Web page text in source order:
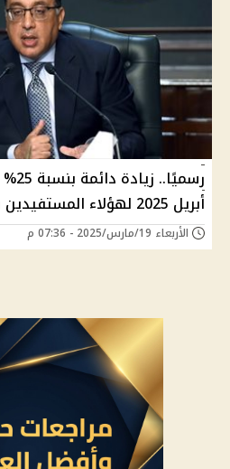
أبريل 2025 لهؤلاء المستفيدين بقرار من الحكومة
الأربعاء 19/مارس/2025 - 07:36 م